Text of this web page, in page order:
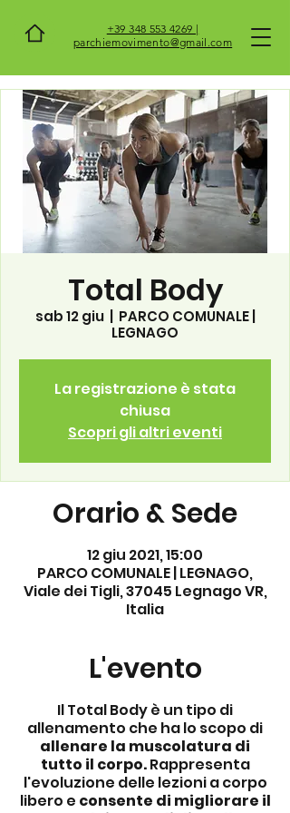
+39 348 553 4269 |
parchiemovimento@gmail.com
Total Body
sab 12 giu
  |
PARCO COMUNALE |
LEGNAGO
La registrazione è stata
chiusa
Scopri gli altri eventi
Orario & Sede
12 giu 2021, 15:00
PARCO COMUNALE | LEGNAGO,
Viale dei Tigli, 37045 Legnago VR,
Italia
L'evento
Il Total Body è un tipo di
allenamento che ha lo scopo di
allenare la muscolatura di
tutto il corpo.Rappresenta
l'evoluzione delle lezioni a corpo
libero e consente di migliorare il